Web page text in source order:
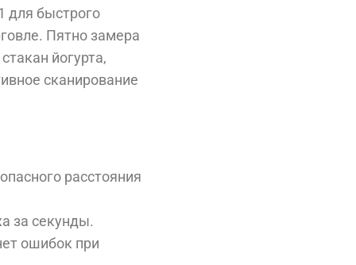
для быстрого
Пятно замера
йогурта,
сканирование
расстояния
за секунды.
ошибок при